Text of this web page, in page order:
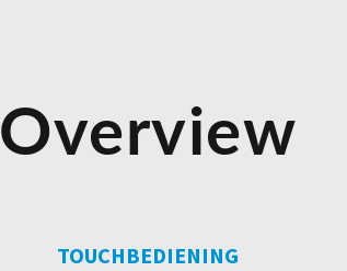
Overview
TOUCHBEDIENING